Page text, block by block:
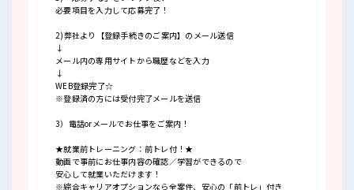
必要項目を入力して応募完了！
2)弊社より【登録手続きのご案内】のメール送信
↓
メール内の専用サイトから職歴などを入力
↓
WEB登録完了☆
※登録済の方には受付完了メールを送信
3）電話orメールでお仕事をご案内！
★就業前トレーニング：前トレ付！★
動画で事前にお仕事内容の確認／学習ができるので
安心して就業いただけます！
※綜合キャリアオプションなら全案件、安心の「前トレ」付き